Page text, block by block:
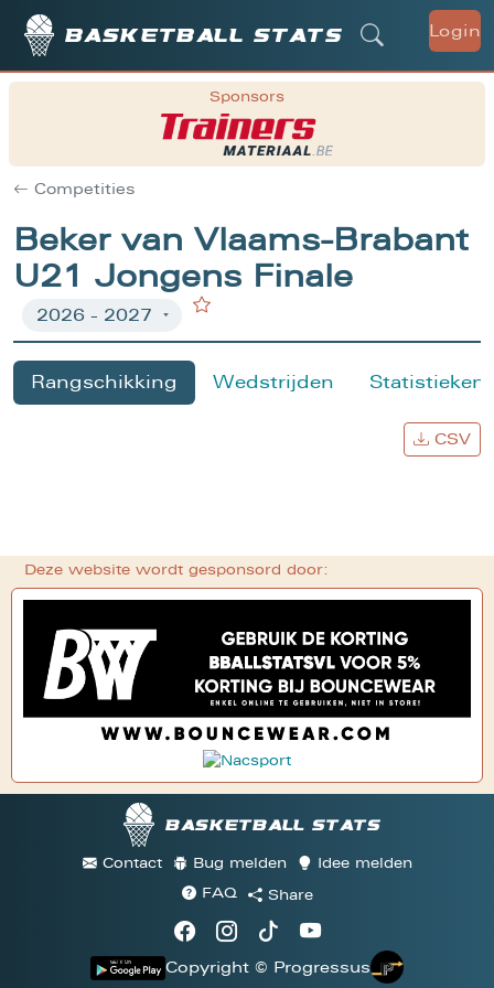
Basketball stats Login
Sponsors
Competities
Beker van Vlaams-Brabant
U21 Jongens Finale
Rangschikking Wedstrijden Statistieken
CSV
Deze website wordt gesponsord door:
Basketball stats
Contact Bug melden
Idee melden
FAQ
Share
Copyright © Progressus